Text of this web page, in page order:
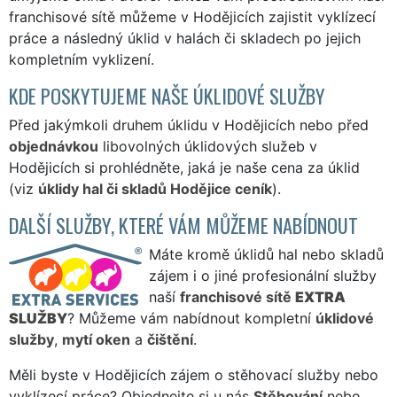
franchisové sítě můžeme v Hodějicích zajistit vyklízecí
práce a následný úklid v halách či skladech po jejich
kompletním vyklizení.
KDE POSKYTUJEME NAŠE ÚKLIDOVÉ SLUŽBY
Před jakýmkoli druhem úklidu v Hodějicích nebo před
objednávkou libovolných úklidových služeb v
Hodějicích si prohlédněte, jaká je naše cena za úklid
(viz úklidy hal či skladů Hodějice ceník).
DALŠÍ SLUŽBY, KTERÉ VÁM MŮŽEME NABÍDNOUT
Máte kromě úklidů hal nebo skladů
zájem i o jiné profesionální služby
naší franchisové sítě EXTRA
SLUŽBY? Můžeme vám nabídnout kompletní úklidové
služby, mytí oken a čištění.
Měli byste v Hodějicích zájem o stěhovací služby nebo